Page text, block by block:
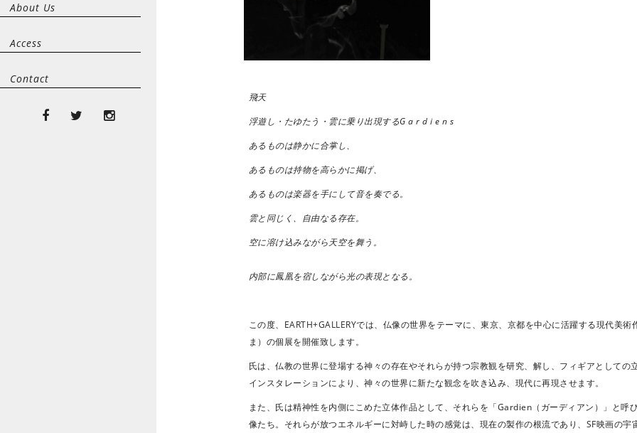
About Us
Access
Contact
飛天
浮遊し・たゆたう・雲に乗り出現するG a r d i e n s
あるものは静かに合掌し、
あるものは持物を高らかに掲げ、
あるものは楽器を手にして音を奏でる。
雲と同じく、自由なる存在。
空に溶け込みながら天空を舞う。
内部に鳳凰を宿しながら光の表現となる。
この度、EARTH+GALLERYでは、仏像の世界をテーマに、東京、京都を中心に活躍する現代美術
ま）の個展を開催致します。
氏は、仏教の世界に登場する神々の存在やそれらが持つ宗教観を研究、解し、フィギアとしての
インスタレーションにより、神々の世界に新たな観念を吹き込み、現代に再現させます。
また、氏は精神性を内側にこめた立体作品として、それらを「Gardien（ガーディアン）」と呼
像たち。それらが放つエネルギーに対峙した時の感覚は、現在の製作の根流であり、SF映画の宇